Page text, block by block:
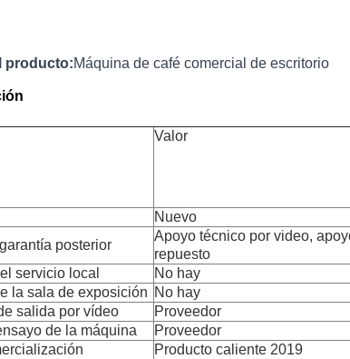
producto:Máquina de café comercial de escritorio
Valor
Nuevo
posterior
Apoyo técnico por video,
repuesto
servicio local
No hay
la sala de exposición No hay
salida por vídeo
Proveedor
de la máquina
Proveedor
Producto caliente 2019